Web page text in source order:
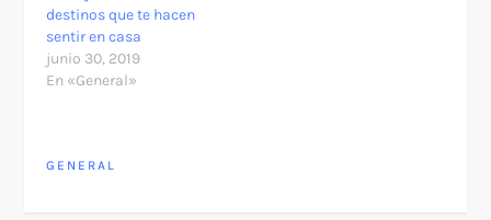
destinos que te hacen
sentir en casa
junio 30, 2019
En «General»
GENERAL